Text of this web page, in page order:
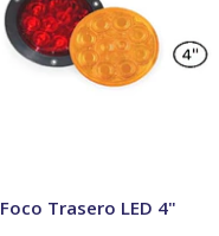
Foco Trasero LED 4"